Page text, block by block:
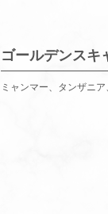
ゴールデンスキ
ミャンマー、タンザニ